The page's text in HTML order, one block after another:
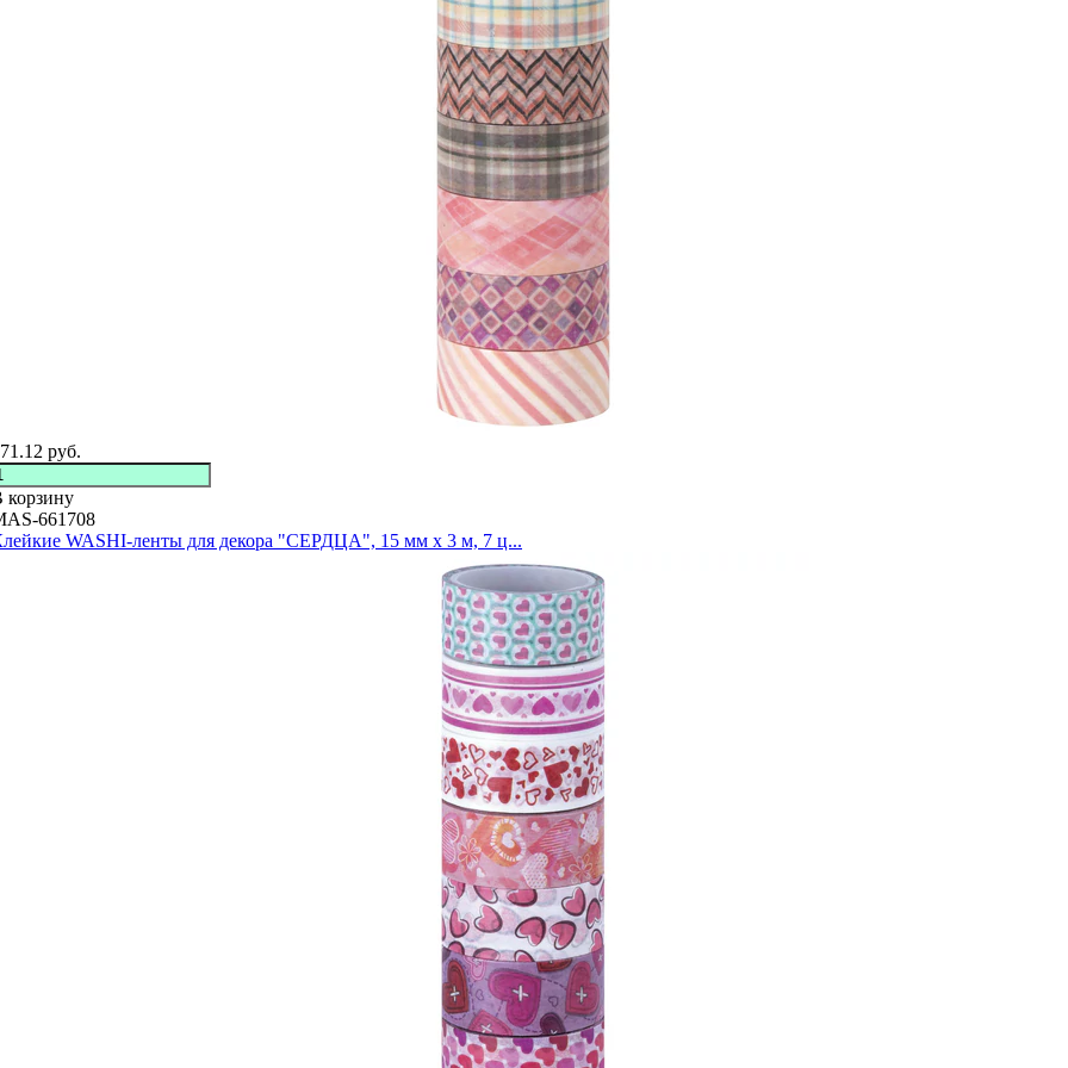
руб.
корзину
661708
WASHI-ленты для декора "СЕРДЦА", 15 мм х 3 м, 7 ц...